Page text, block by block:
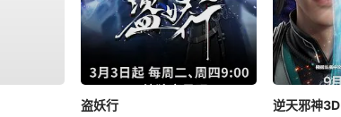
盗妖行
逆天邪神3D